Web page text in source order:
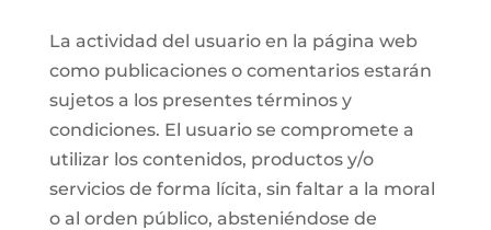
La actividad del usuario en la página web
como publicaciones o comentarios estarán
sujetos a los presentes términos y
condiciones. El usuario se compromete a
utilizar los contenidos, productos y/o
servicios de forma lícita, sin faltar a la moral
o al orden público, absteniéndose de